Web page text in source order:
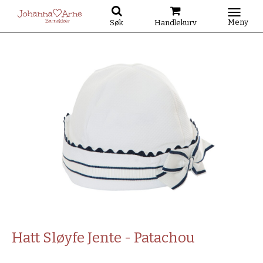
Søk Handlekurv Meny
Hatt Sløyfe Jente - Patachou